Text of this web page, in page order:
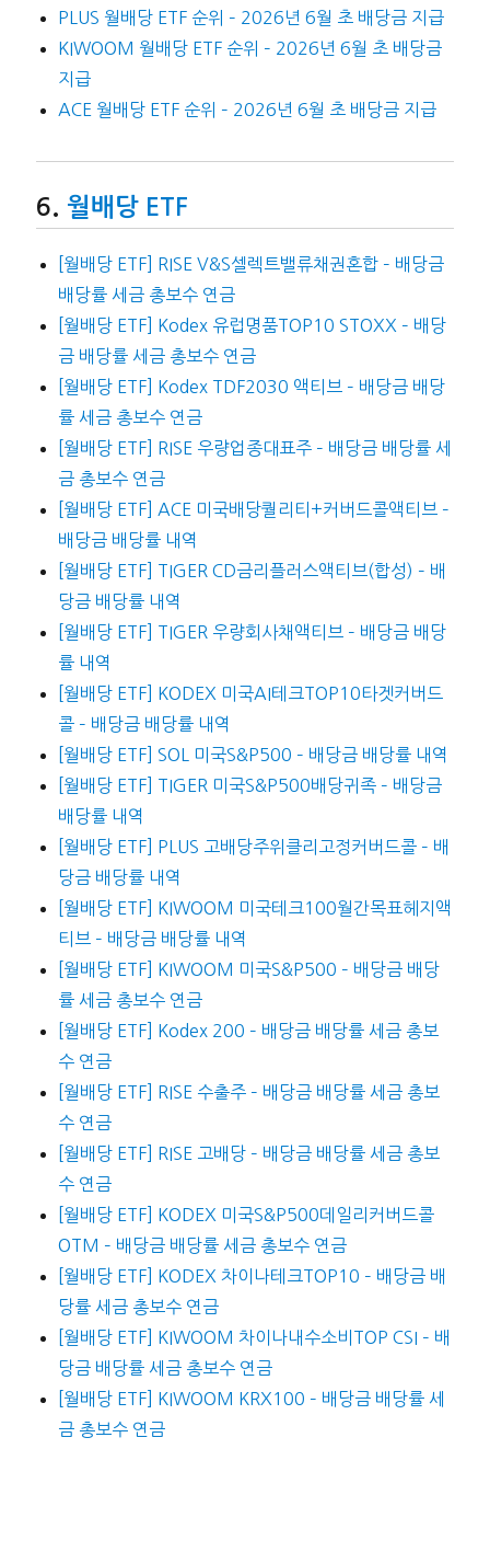
PLUS 월배당 ETF 순위 – 2026년 6월 초 배당금 지급
KIWOOM 월배당 ETF 순위 – 2026년 6월 초 배당금
지급
ACE 월배당 ETF 순위 – 2026년 6월 초 배당금 지급
월배당 ETF
[월배당 ETF] RISE V&S셀렉트밸류채권혼합 – 배당금
배당률 세금 총보수 연금
[월배당 ETF] Kodex 유럽명품TOP10 STOXX – 배당
금 배당률 세금 총보수 연금
[월배당 ETF] Kodex TDF2030 액티브 – 배당금 배당
률 세금 총보수 연금
[월배당 ETF] RISE 우량업종대표주 – 배당금 배당률 세
금 총보수 연금
[월배당 ETF] ACE 미국배당퀄리티+커버드콜액티브 –
배당금 배당률 내역
[월배당 ETF] TIGER CD금리플러스액티브(합성) – 배
당금 배당률 내역
[월배당 ETF] TIGER 우량회사채액티브 – 배당금 배당
률 내역
[월배당 ETF] KODEX 미국AI테크TOP10타겟커버드
콜 – 배당금 배당률 내역
[월배당 ETF] SOL 미국S&P500 – 배당금 배당률 내역
[월배당 ETF] TIGER 미국S&P500배당귀족 – 배당금
배당률 내역
[월배당 ETF] PLUS 고배당주위클리고정커버드콜 – 배
당금 배당률 내역
[월배당 ETF] KIWOOM 미국테크100월간목표헤지액
티브 – 배당금 배당률 내역
[월배당 ETF] KIWOOM 미국S&P500 – 배당금 배당
률 세금 총보수 연금
[월배당 ETF] Kodex 200 – 배당금 배당률 세금 총보
수 연금
[월배당 ETF] RISE 수출주 – 배당금 배당률 세금 총보
수 연금
[월배당 ETF] RISE 고배당 – 배당금 배당률 세금 총보
수 연금
[월배당 ETF] KODEX 미국S&P500데일리커버드콜
OTM – 배당금 배당률 세금 총보수 연금
[월배당 ETF] KODEX 차이나테크TOP10 – 배당금 배
당률 세금 총보수 연금
[월배당 ETF] KIWOOM 차이나내수소비TOP CSI – 배
당금 배당률 세금 총보수 연금
[월배당 ETF] KIWOOM KRX100 – 배당금 배당률 세
금 총보수 연금